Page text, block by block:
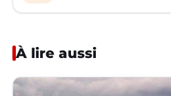
À lire aussi